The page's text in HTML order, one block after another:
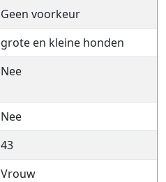
Geen voorkeur
grote en kleine honden
Nee
Nee
43
Vrouw